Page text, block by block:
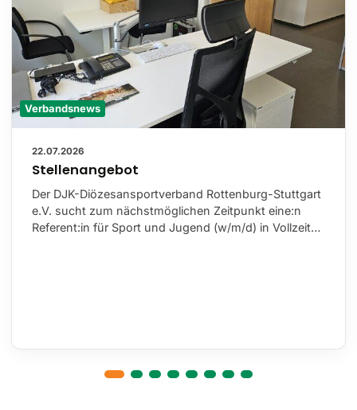
Verbandsnews
22.07.2026
Stellenangebot
Der DJK-Diözesansportverband Rottenburg-Stuttgart
e.V. sucht zum nächstmöglichen Zeitpunkt eine:n
Referent:in für Sport und Jugend (w/m/d) in Vollzeit…